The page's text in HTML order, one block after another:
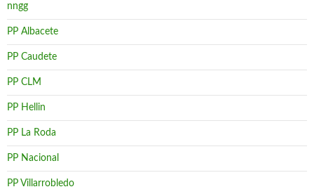
nngg
PP Albacete
PP Caudete
PP CLM
PP Hellin
PP La Roda
PP Nacional
PP Villarrobledo